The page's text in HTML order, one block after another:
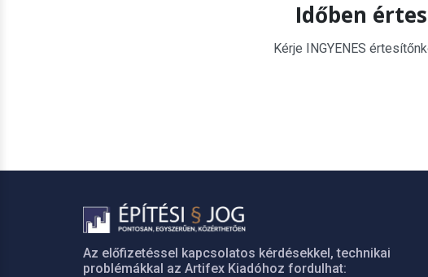
Időben
Kérje INGYENES
Az előfizetéssel kapcsolatos kérdésekkel, technikai
problémákkal az Artifex Kiadóhoz fordulhat: